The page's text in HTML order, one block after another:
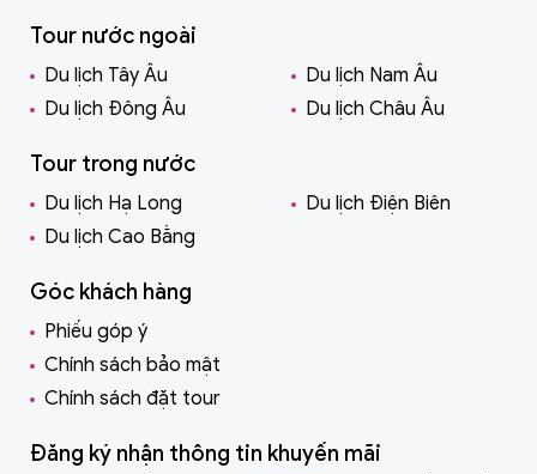
Tour nước ngoài
Du lịch Tây Âu
Du lịch Nam Âu
Du lịch Đông Âu
Du lịch Châu Âu
Tour trong nước
Du lịch Hạ Long
Du lịch Điện Biên
Du lịch Cao Bằng
Góc khách hàng
Phiếu góp ý
Chính sách bảo mật
Chính sách đặt tour
Đăng ký nhận thông tin khuyến mãi